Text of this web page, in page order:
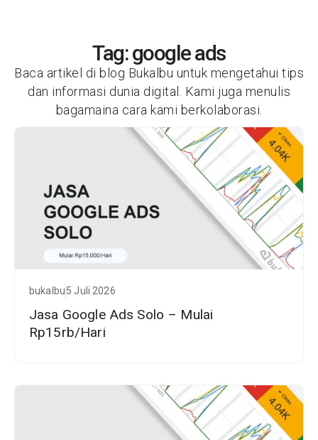
Tag: google ads
Baca artikel di blog Bukalbu untuk mengetahui tips
dan informasi dunia digital. Kami juga menulis
bagamaina cara kami berkolaborasi.
bukalbu5 Juli 2026
Jasa Google Ads Solo – Mulai
Rp15rb/Hari